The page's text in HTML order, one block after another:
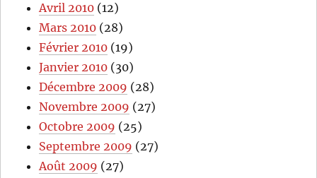
Avril 2010 (12)
Mars 2010 (28)
Février 2010 (19)
Janvier 2010 (30)
Décembre 2009 (28)
Novembre 2009 (27)
Octobre 2009 (25)
Septembre 2009 (27)
Août 2009 (27)